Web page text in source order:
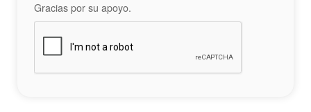
Gracias por su apoyo.